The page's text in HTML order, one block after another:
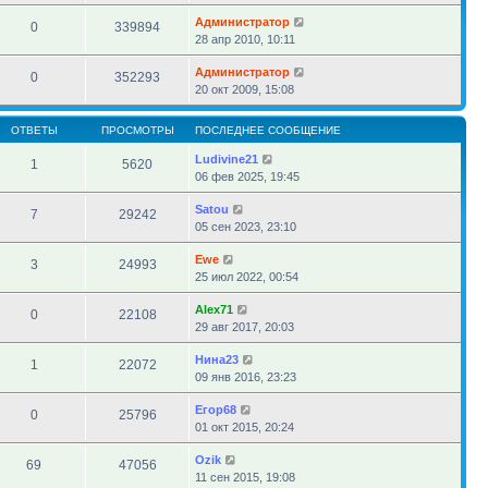
0 339894
Администратор
28 апр 2010, 10:11
0 352293
Администратор
20 окт 2009, 15:08
ОТВЕТЫ ПРОСМОТРЫ ПОСЛЕДНЕЕ СООБЩЕНИЕ
1 5620
Ludivine21
06 фев 2025, 19:45
7 29242
Satou
05 сен 2023, 23:10
3 24993
Ewe
25 июл 2022, 00:54
0 22108
Alex71
29 авг 2017, 20:03
1 22072
Нина23
09 янв 2016, 23:23
0 25796
Егор68
01 окт 2015, 20:24
69 47056
Ozik
11 сен 2015, 19:08